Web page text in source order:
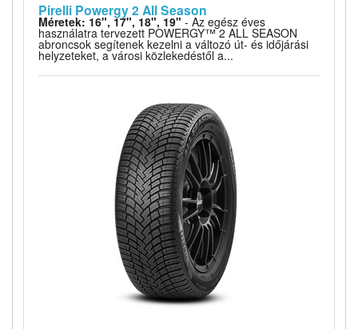
Pirelli Powergy 2 All Season
Méretek: 16", 17", 18", 19" - Az egész éves
használatra tervezett POWERGY™ 2 ALL SEASON
abroncsok segítenek kezelni a változó út- és időjárási
helyzeteket, a városi közlekedéstől a...